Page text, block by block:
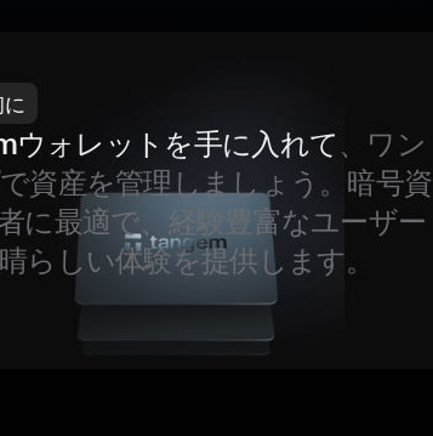
ウォレットを手に入れて、ワン
資産を管理しましょう。暗号資
に最適で、経験豊富なユーザー
らしい体験を提供します。